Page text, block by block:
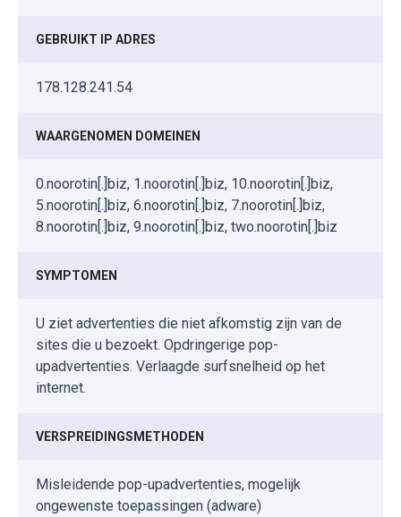
GEBRUIKT IP ADRES
178.128.241.54
WAARGENOMEN DOMEINEN
0.noorotin[.]biz, 1.noorotin[.]biz, 10.noorotin[.]biz,
5.noorotin[.]biz, 6.noorotin[.]biz, 7.noorotin[.]biz,
8.noorotin[.]biz, 9.noorotin[.]biz, two.noorotin[.]biz
SYMPTOMEN
U ziet advertenties die niet afkomstig zijn van de
sites die u bezoekt. Opdringerige pop-
upadvertenties. Verlaagde surfsnelheid op het
internet.
VERSPREIDINGSMETHODEN
Misleidende pop-upadvertenties, mogelijk
ongewenste toepassingen (adware)